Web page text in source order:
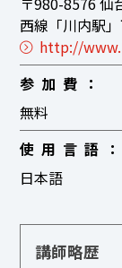
西線「川内駅
http://
参加費
無料
使用言語
日本語
講師略歴